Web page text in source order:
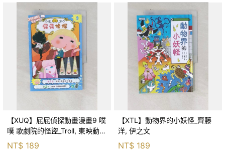
【XUQ】屁屁偵探動畫漫畫9 噗
噗 歌劇院的怪盜_Troll, 東映動畫
株式會社, 張東君
NT$ 189
【XTL】動物界的小妖怪_齊藤
洋, 伊之文
NT$ 189